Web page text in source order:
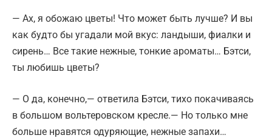
— Ах, я обожаю цветы! Что может быть лучше? И вы
как будто бы угадали мой вкус: ландыши, фиалки и
сирень… Все такие нежные, тонкие ароматы… Бэтси,
ты любишь цветы?
— О да, конечно,— ответила Бэтси, тихо покачиваясь
в большом вольтеровском кресле.— Но только мне
больше нравятся одуряющие, нежные запахи…